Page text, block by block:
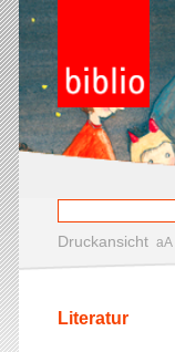
Druckansicht aA
Literatur